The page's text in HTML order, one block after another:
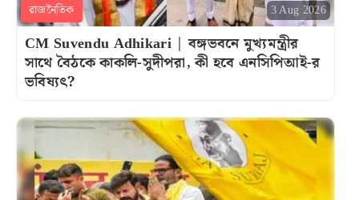
রাজনৈতিক 3 Aug 2026
CM Suvendu Adhikari | বঙ্গভবনে মুখ্যমন্ত্রীর
সাথে বৈঠকে কাকলি-সুদীপরা, কী হবে এনসিপিআই-র
ভবিষ্যৎ?